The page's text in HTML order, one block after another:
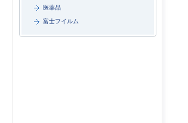
医薬品
富士フイルム